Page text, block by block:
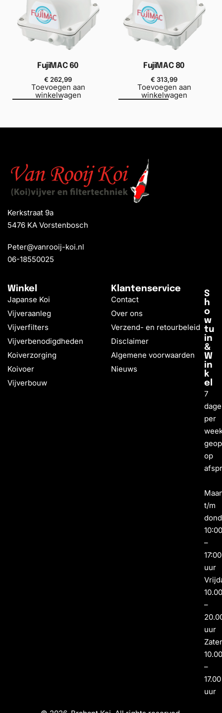
FujiMAC 60
€ 262,99
Toevoegen aan
winkelwagen
FujiMAC 80
€ 313,99
Toevoegen aan
winkelwagen
Kerkstraat 9a
5476 KA Vorstenbosch
Peter@vanrooij-koi.nl
06-18550025
Winkel
Japanse Koi
Vijveraanleg
Vijverfilters
Vijverbenodigdheden
Koiverzorging
Koivoer
Vijverbouw
Klantenservice
Contact
Over ons
Verzend- en retourbeleid
Disclaimer
Algemene voorwaarden
Nieuws
S
h
o
w
tu
in
&
W
in
k
el
7
per
op
t/m
–
17:00
uur
–
uur
–
17.00
uur